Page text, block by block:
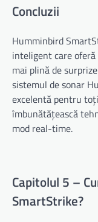
Concluzii
Humminbird
inteligent care
mai plină de
sistemul de sonar
excelentă pentru
îmbunătățească
mod real-time.
Capitolul 5 –
SmartStrike?